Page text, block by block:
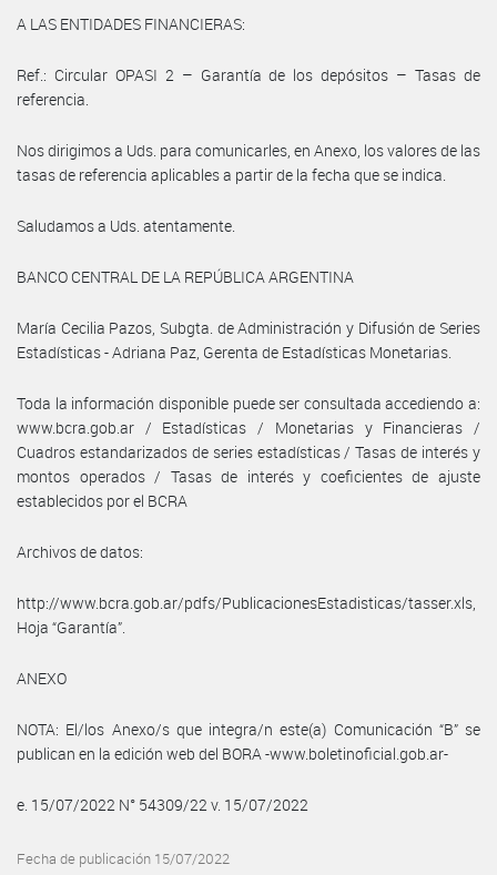
A LAS ENTIDADES FINANCIERAS:
Ref.: Circular OPASI 2 – Garantía de los depósitos – Tasas de
referencia.
Nos dirigimos a Uds. para comunicarles, en Anexo, los valores de las
tasas de referencia aplicables a partir de la fecha que se indica.
Saludamos a Uds. atentamente.
BANCO CENTRAL DE LA REPÚBLICA ARGENTINA
María Cecilia Pazos, Subgta. de Administración y Difusión de Series
Estadísticas - Adriana Paz, Gerenta de Estadísticas Monetarias.
Toda la información disponible puede ser consultada accediendo a:
www.bcra.gob.ar / Estadísticas / Monetarias y Financieras /
Cuadros estandarizados de series estadísticas / Tasas de interés y
montos operados / Tasas de interés y coeficientes de ajuste
establecidos por el BCRA
Archivos de datos:
http://www.bcra.gob.ar/pdfs/PublicacionesEstadisticas/tasser.xls,
Hoja “Garantía”.
ANEXO
NOTA: El/los Anexo/s que integra/n este(a) Comunicación “B” se
publican en la edición web del BORA -www.boletinoficial.gob.ar-
e. 15/07/2022 N° 54309/22 v. 15/07/2022
Fecha de publicación 15/07/2022